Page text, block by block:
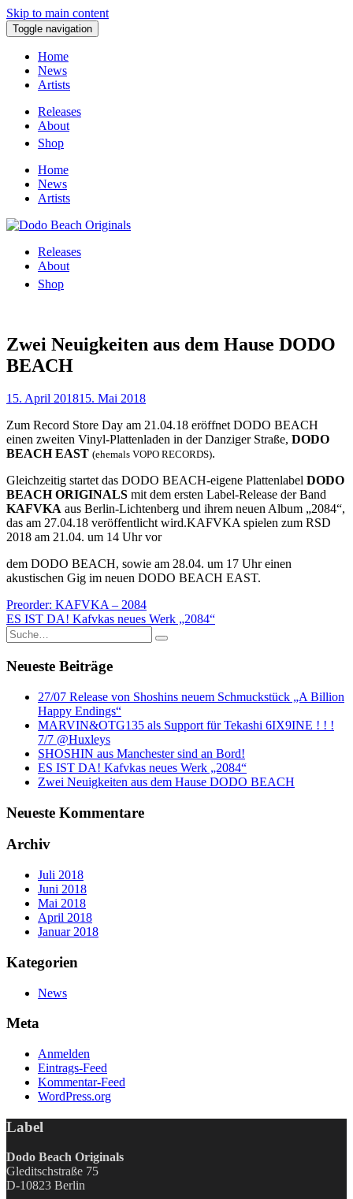
Skip to main content
Toggle navigation
Home
News
Artists
Releases
About
Shop
Home
News
Artists
Releases
About
Shop
Zwei Neuigkeiten aus dem Hause DODO
BEACH
15. April 201815. Mai 2018
Zum Record Store Day am 21.04.18 eröffnet DODO BEACH
einen zweiten Vinyl-Plattenladen in der Danziger Straße, DODO
BEACH EAST (ehemals VOPO RECORDS).
Gleichzeitig startet das DODO BEACH-eigene Plattenlabel DODO
BEACH ORIGINALS mit dem ersten Label-Release der Band
KAFVKA aus Berlin-Lichtenberg und ihrem neuen Album „2084“,
das am 27.04.18 veröffentlicht wird.KAFVKA spielen zum RSD
2018 am 21.04. um 14 Uhr vor
dem DODO BEACH, sowie am 28.04. um 17 Uhr einen
akustischen Gig im neuen DODO BEACH EAST.
Beitragsnavigation
Preorder: KAFVKA – 2084
ES IST DA! Kafvkas neues Werk „2084“
Search
for:
Neueste Beiträge
27/07 Release von Shoshins neuem Schmuckstück „A Billion
Happy Endings“
MARVIN&OTG135 als Support für Tekashi 6IX9INE ! ! !
7/7 @Huxleys
SHOSHIN aus Manchester sind an Bord!
ES IST DA! Kafvkas neues Werk „2084“
Zwei Neuigkeiten aus dem Hause DODO BEACH
Neueste Kommentare
Archiv
Juli 2018
Juni 2018
Mai 2018
April 2018
Januar 2018
Kategorien
News
Meta
Anmelden
Eintrags-Feed
Kommentar-Feed
WordPress.org
Label
Dodo Beach Originals
Gleditschstraße 75
D-10823 Berlin